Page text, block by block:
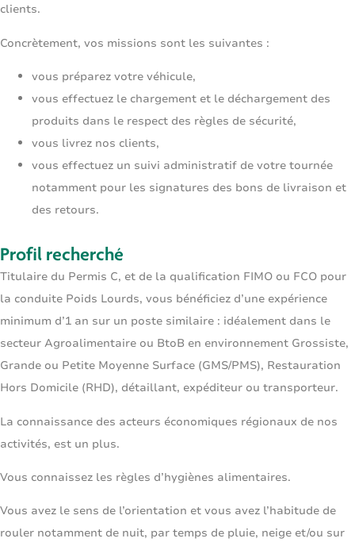
clients.
Concrètement, vos missions sont les suivantes :
vous préparez votre véhicule,
vous effectuez le chargement et le déchargement des
produits dans le respect des règles de sécurité,
vous livrez nos clients,
vous effectuez un suivi administratif de votre tournée
notamment pour les signatures des bons de livraison et
des retours.
Profil recherché
Titulaire du Permis C, et de la qualification FIMO ou FCO pour
la conduite Poids Lourds, vous bénéficiez d’une expérience
minimum d’1 an sur un poste similaire : idéalement dans le
secteur Agroalimentaire ou BtoB en environnement Grossiste,
Grande ou Petite Moyenne Surface (GMS/PMS), Restauration
Hors Domicile (RHD), détaillant, expéditeur ou transporteur.
La connaissance des acteurs économiques régionaux de nos
activités, est un plus.
Vous connaissez les règles d’hygiènes alimentaires.
Vous avez le sens de l’orientation et vous avez l’habitude de
rouler notamment de nuit, par temps de pluie, neige et/ou sur